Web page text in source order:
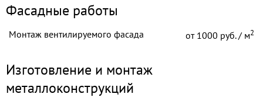
Фасадные работы
Монтаж вентилируемого фасада от1000 руб. / м2
Изготовление и монтаж
металлоконструкций